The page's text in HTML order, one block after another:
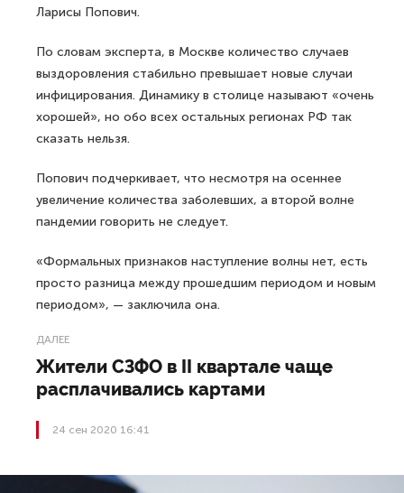
Ларисы Попович.
По словам эксперта, в Москве количество случаев
выздоровления стабильно превышает новые случаи
инфицирования. Динамику в столице называют «очень
хорошей», но обо всех остальных регионах РФ так
сказать нельзя.
Попович подчеркивает, что несмотря на осеннее
увеличение количества заболевших, а второй волне
пандемии говорить не следует.
«Формальных признаков наступление волны нет, есть
просто разница между прошедшим периодом и новым
периодом», — заключила она.
ДАЛЕЕ
Жители СЗФО в II квартале чаще
расплачивались картами
24 сен 2020 16:41